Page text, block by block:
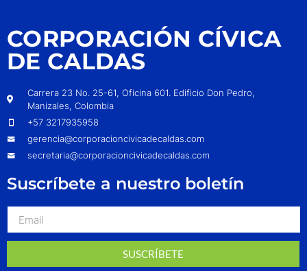
CORPORACIÓN CÍVICA
DE CALDAS
Carrera 23 No. 25-61, Oficina 601. Edificio Don Pedro,
Manizales, Colombia
+57 3217935958
gerencia@corporacioncivicadecaldas.com
secretaria@corporacioncivicadecaldas.com
Suscríbete a nuestro boletín
SUSCRÍBETE